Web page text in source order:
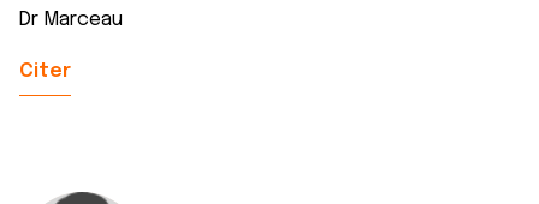
Dr Marceau
Citer